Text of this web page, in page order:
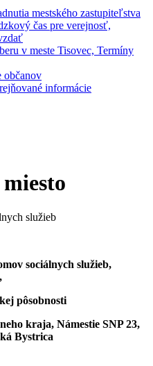
mestského zastupiteľstva
čas pre verejnosť,
v meste Tisovec, Termíny
občanov
informácie
služieb
sociálnych služieb,
pôsobnosti
kraja, Námestie SNP 23,
Bystrica